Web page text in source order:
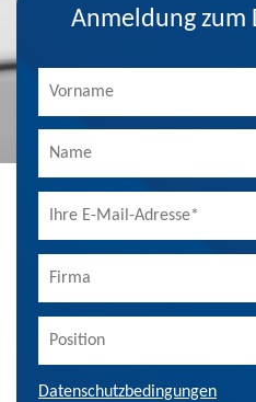
Anmeldung zum
Datenschutzbedingungen